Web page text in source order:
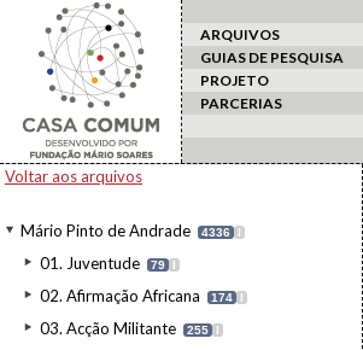
ARQUIVOS
GUIAS DE PESQUISA
PROJETO
PARCERIAS
Voltar aos arquivos
Mário Pinto de Andrade 4336 I
01. Juventude 79 I
02. Afirmação Africana 174 I
03. Acção Militante 255 I